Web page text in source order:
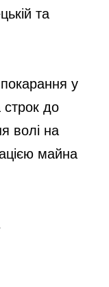
та
у
до
волі на
майна